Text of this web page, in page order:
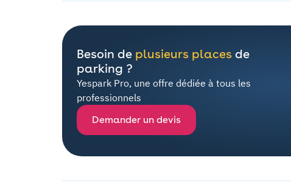
Besoin de plusieurs places de
parking ?
Yespark Pro, une offre dédiée à tous les
professionnels
Demander un devis